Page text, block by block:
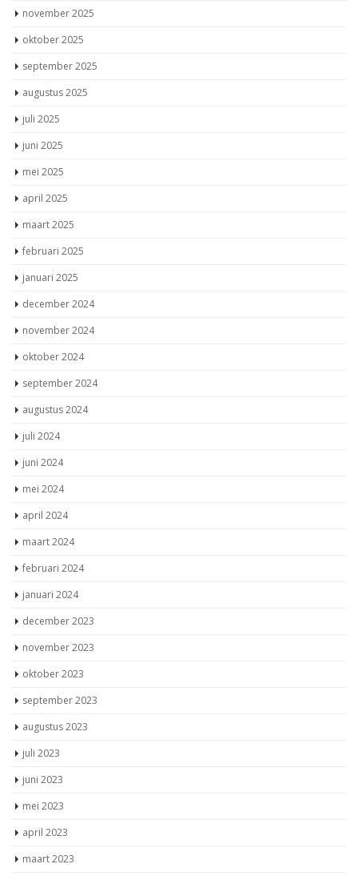
november 2025
oktober 2025
september 2025
augustus 2025
juli 2025
juni 2025
mei 2025
april 2025
maart 2025
februari 2025
januari 2025
december 2024
november 2024
oktober 2024
september 2024
augustus 2024
juli 2024
juni 2024
mei 2024
april 2024
maart 2024
februari 2024
januari 2024
december 2023
november 2023
oktober 2023
september 2023
augustus 2023
juli 2023
juni 2023
mei 2023
april 2023
maart 2023